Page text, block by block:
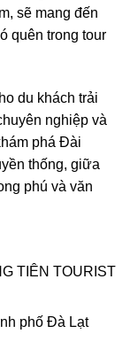
sẽ mang đến
quên trong tour
du khách trải
nghiệp và
phá Đài
thống, giữa
phú và văn
TIÊN TOURIST
phố Đà Lạt